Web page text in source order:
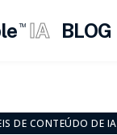
TM IA BLOG
DE CONTEÚDO DE IA